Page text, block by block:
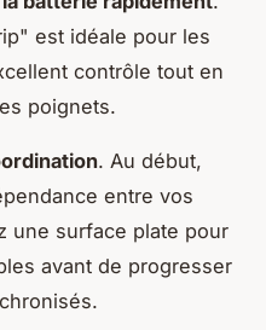
est idéale pour les
contrôle tout en
poignets.
. Au début,
entre vos
une surface plate pour
avant de progresser